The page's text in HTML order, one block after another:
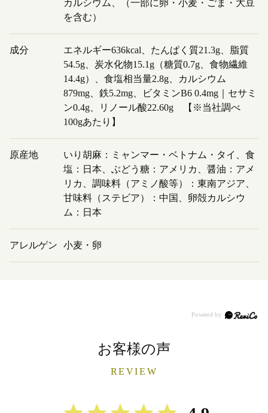
カルシウム、（一部に卵・小麦・ごま・大豆
を含む）
成分
エネルギー636kcal、たんぱく質21.3g、脂質
54.5g、炭水化物15.1g（糖質0.7g、食物繊維
14.4g）、食塩相当量2.8g、カルシウム
879mg、鉄5.2mg、ビタミンB6 0.4mg｜セサミ
ン0.4g、リノール酸22.60g 【※当社調べ
100gあたり】
原産地
いり胡麻：ミャンマー・ベトナム・タイ、食
塩：日本、ぶどう糖：アメリカ、醤油：アメ
リカ、調味料（アミノ酸等）：東南アジア、
甘味料（ステビア）：中国、卵殻カルシウ
ム：日本
アレルゲン 小麦・卵
お客様の声
REVIEW